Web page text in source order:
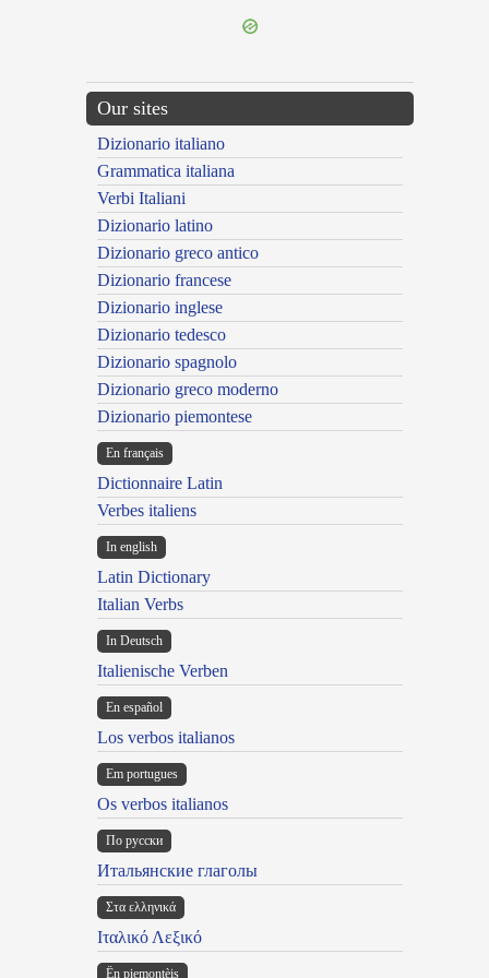
Our sites
Dizionario italiano
Grammatica italiana
Verbi Italiani
Dizionario latino
Dizionario greco antico
Dizionario francese
Dizionario inglese
Dizionario tedesco
Dizionario spagnolo
Dizionario greco moderno
Dizionario piemontese
En français
Dictionnaire Latin
Verbes italiens
In english
Latin Dictionary
Italian Verbs
In Deutsch
Italienische Verben
En español
Los verbos italianos
Em portugues
Os verbos italianos
По русски
Итальянские глаголы
Στα ελληνικά
Ιταλικό Λεξικό
Ën piemontèis